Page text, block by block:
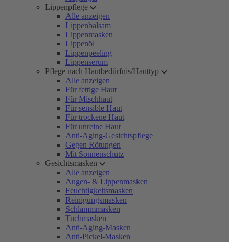
Lippenpflege
Alle anzeigen
Lippenbalsam
Lippenmasken
Lippenöl
Lippenpeeling
Lippenserum
Pflege nach Hautbedürfnis/Hauttyp
Alle anzeigen
Für fettige Haut
Für Mischhaut
Für sensible Haut
Für trockene Haut
Für unreine Haut
Anti-Aging-Gesichtspflege
Gegen Rötungen
Mit Sonnenschutz
Gesichtsmasken
Alle anzeigen
Augen- & Lippenmasken
Feuchtigkeitsmasken
Reinigungsmasken
Schlammmasken
Tuchmasken
Anti-Aging-Masken
Anti-Pickel-Masken